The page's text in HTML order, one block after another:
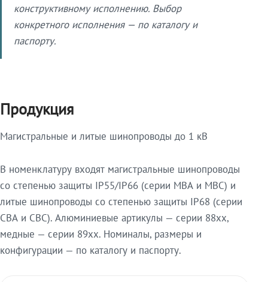
конструктивному исполнению. Выбор
конкретного исполнения — по каталогу и
паспорту.
Продукция
Магистральные и литые шинопроводы до 1 кВ
В номенклатуру входят магистральные шинопроводы
со степенью защиты IP55/IP66 (серии МВА и МВС) и
литые шинопроводы со степенью защиты IP68 (серии
СВА и СВС). Алюминиевые артикулы — серии 88xx,
медные — серии 89xx. Номиналы, размеры и
конфигурации — по каталогу и паспорту.